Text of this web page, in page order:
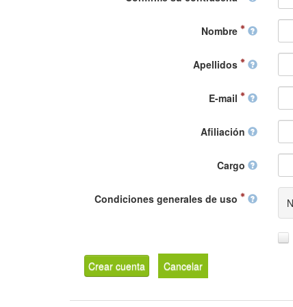
Nombre
Apellidos
E-mail
Afiliación
Cargo
Condiciones generales de uso
Crear cuenta Cancelar